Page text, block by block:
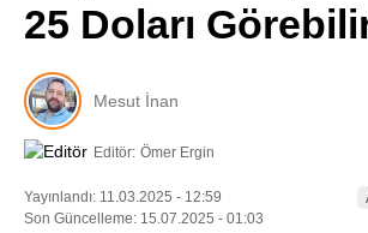
25 Doları
Mesut İnan
Editör: Ömer Ergin
Yayınlandı: 11.03.2025 - 12:59
Son Güncelleme: 15.07.2025 - 01:03